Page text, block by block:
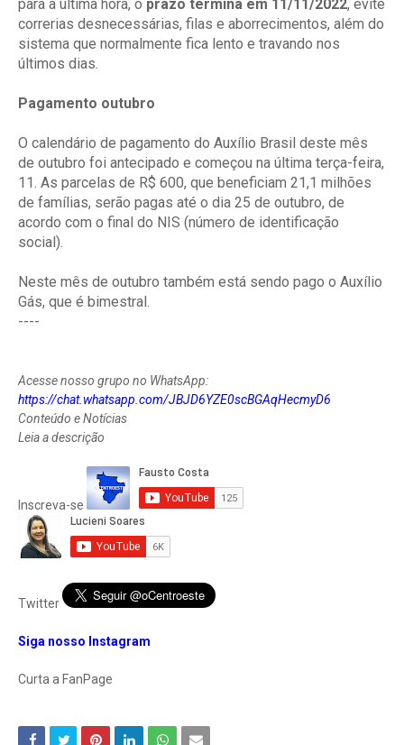
para a última hora, o prazo termina em 11/11/2022, evite
correrias desnecessárias, filas e aborrecimentos, além do
sistema que normalmente fica lento e travando nos
últimos dias.
Pagamento outubro
O calendário de pagamento do Auxílio Brasil deste mês
de outubro foi antecipado e começou na última terça-feira,
11. As parcelas de R$ 600, que beneficiam 21,1 milhões
de famílias, serão pagas até o dia 25 de outubro, de
acordo com o final do NIS (número de identificação
social).
Neste mês de outubro também está sendo pago o Auxílio
Gás, que é bimestral.
----
Acesse nosso grupo no WhatsApp:
https://chat.whatsapp.com/JBJD6YZE0scBGAqHecmyD6
Conteúdo e Notícias
Leia a descrição
Inscreva-se
Twitter
Siga nosso Instagram
Curta a FanPage